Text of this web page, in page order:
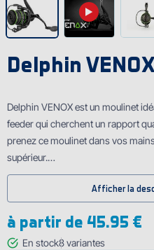
Delphin VENOX
Delphin VENOX est un moulinet
feeder qui cherchent un rapport
prenez ce moulinet dans vos
supérieur.
Il a 7 roulements à billes (6+1)
de la taille 6000 garantissent
lancez ou ramenez votre montage.
Afficher la
à partir de 45.95 €
En stock8variantes